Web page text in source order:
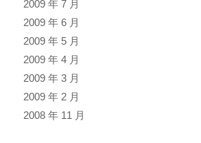
2009 年 7 月
2009 年 6 月
2009 年 5 月
2009 年 4 月
2009 年 3 月
2009 年 2 月
2008 年 11 月